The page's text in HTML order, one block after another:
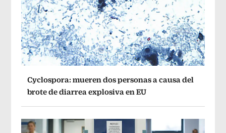
Cyclospora: mueren dos personas a causa del
brote de diarrea explosiva en EU